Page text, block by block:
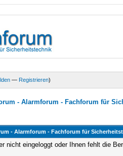
— Registrieren)
- Alarmforum - Fachforum für
- Alarmforum - Fachforum für
nicht eingeloggt oder Ihnen fehlt die